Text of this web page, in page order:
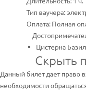
Тип ваучера:
Оплата: Полная
Цистерна
Скрыть
Данный билет дает право
необходимости